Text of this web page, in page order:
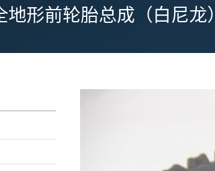
形前轮胎总成（白尼龙）